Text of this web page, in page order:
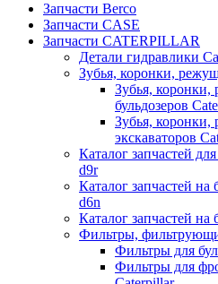
Запчасти Berco
Запчасти CASE
Запчасти CATERPILLAR
Детали гидравлики
Зубья, коронки,
Зубья, коронки,
бульдозеров
Зубья, коронки,
экскаваторов
Каталог запчастей
d9r
Каталог запчастей
d6n
Каталог запчастей на
Фильтры,
Фильтры для
Фильтры для